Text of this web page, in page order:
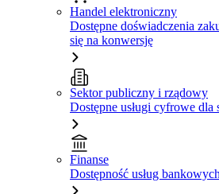
Handel elektroniczny
Dostępne doświadczenia
się na konwersję
Sektor publiczny i rządowy
Dostępne usługi cyfrowe dla
Finanse
Dostępność usług